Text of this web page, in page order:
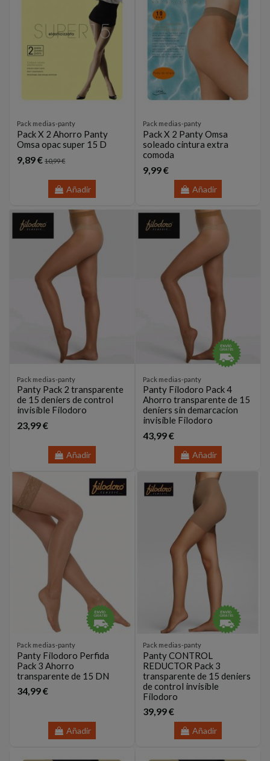
Pack medias-panty
Pack X 2 Ahorro Panty
Omsa opac super 15 D
9,89 €10,99 €
Añadir
Pack medias-panty
Pack X 2 Panty Omsa
soleado cintura extra
comoda
9,99 €
Añadir
Pack medias-panty
Panty Pack 2 transparente
de 15 deniers de control
invisible Filodoro
23,99 €
Añadir
Pack medias-panty
Panty Filodoro Pack 4
Ahorro transparente de 15
deniers sin demarcacion
invisible Filodoro
43,99 €
Añadir
Pack medias-panty
Panty Filodoro Perfida
Pack 3 Ahorro
transparente de 15 DN
34,99 €
Añadir
Pack medias-panty
Panty CONTROL
REDUCTOR Pack 3
transparente de 15 deniers
de control invisible
Filodoro
39,99 €
Añadir